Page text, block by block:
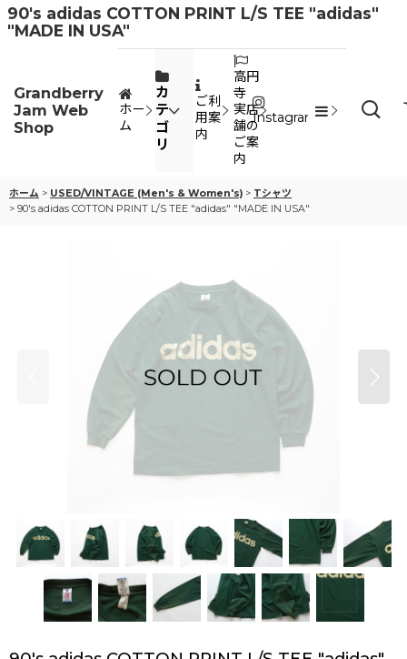
90's adidas COTTON PRINT L/S TEE "adidas"
"MADE IN USA"
Grandberry
Jam Web
Shop
ホー
ム
カ
テ
ゴ
リ
ご利
用案
内
高円
寺
実店
舗の
ご案
内
Instagram
ホーム > USED/VINTAGE (Men's & Women's) > Tシャツ
> 90's adidas COTTON PRINT L/S TEE "adidas" "MADE IN USA"